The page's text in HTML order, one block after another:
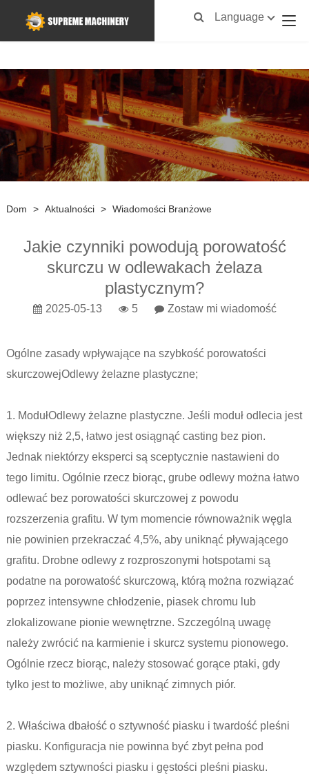
Language
Dom > Aktualności > Wiadomości Branżowe
Jakie czynniki powodują porowatość
skurczu w odlewakach żelaza
plastycznym?
2025-05-13 5 Zostaw mi wiadomość
Ogólne zasady wpływające na szybkość porowatości
skurczowejOdlewy żelazne plastyczne;
1. ModułOdlewy żelazne plastyczne. Jeśli moduł odlecia jest
większy niż 2,5, łatwo jest osiągnąć casting bez pion.
Jednak niektórzy eksperci są sceptycznie nastawieni do
tego limitu. Ogólnie rzecz biorąc, grube odlewy można łatwo
odlewać bez porowatości skurczowej z powodu
rozszerzenia grafitu. W tym momencie równoważnik węgla
nie powinien przekraczać 4,5%, aby uniknąć pływającego
grafitu. Drobne odlewy z rozproszonymi hotspotami są
podatne na porowatość skurczową, którą można rozwiązać
poprzez intensywne chłodzenie, piasek chromu lub
zlokalizowane pionie wewnętrzne. Szczególną uwagę
należy zwrócić na karmienie i skurcz systemu pionowego.
Ogólnie rzecz biorąc, należy stosować gorące ptaki, gdy
tylko jest to możliwe, aby uniknąć zimnych piór.
2. Właściwa dbałość o sztywność piasku i twardość pleśni
piasku. Konfiguracja nie powinna być zbyt pełna pod
względem sztywności piasku i gęstości pleśni piasku.